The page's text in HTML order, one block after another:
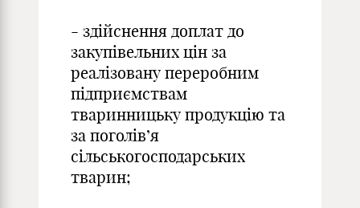
- здійснення доплат до
закупівельних цін за
реалізовану переробним
підприємствам
тваринницьку продукцію та
за поголів’я
сільськогосподарських
тварин;